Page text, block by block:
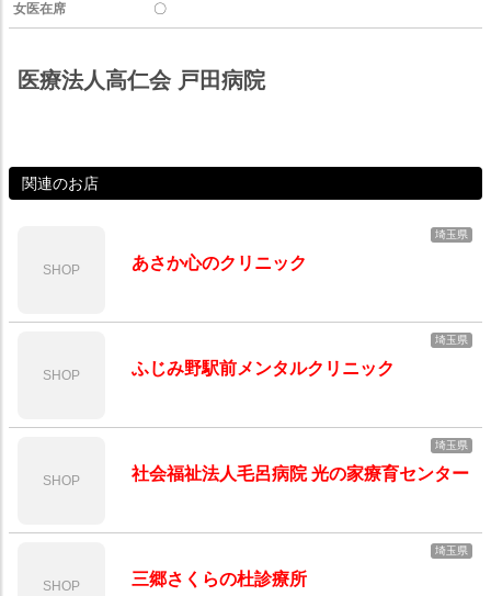
女医在席 〇
医療法人高仁会 戸田病院
関連のお店
SHOP
埼玉県
あさか心のクリニック
SHOP
埼玉県
ふじみ野駅前メンタルクリニック
SHOP
埼玉県
社会福祉法人毛呂病院 光の家療育センター
SHOP
埼玉県
三郷さくらの杜診療所